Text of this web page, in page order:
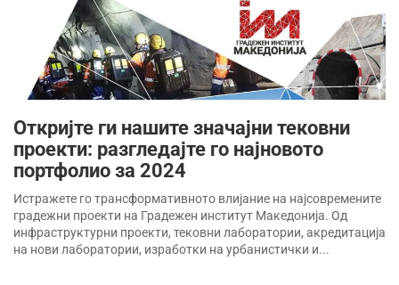
Откријте ги нашите значајни тековни
проекти: разгледајте го најновото
портфолио за 2024
Истражете го трансформативното влијание на најсовремените
градежни проекти на Градежен институт Македонија. Од
инфраструктурни проекти, тековни лаборатории, акредитација
на нови лаборатории, изработки на урбанистички и...